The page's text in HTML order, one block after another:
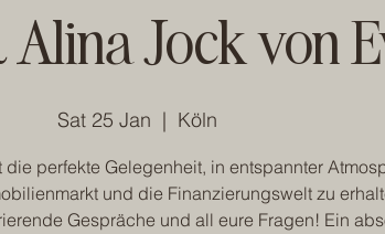
Jock von
Sat 25 Jan
  |
Köln
die perfekte Gelegenheit, in entspannter
und die Finanzierungswelt zu
Gespräche und all eure Fragen! Ein